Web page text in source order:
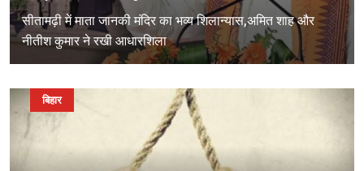
सीतामढ़ी में माता जानकी मंदिर का भव्य शिलान्यास,अमित शाह और
नीतीश कुमार ने रखी आधारशिला
बिहार